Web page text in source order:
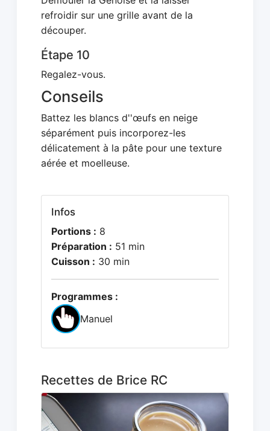
refroidir sur une grille avant de la
découper.
Étape 10
Regalez-vous.
Conseils
Battez les blancs d''œufs en neige
séparément puis incorporez-les
délicatement à la pâte pour une texture
aérée et moelleuse.
Infos
Portions : 8
Préparation : 51 min
Cuisson : 30 min
Programmes :
Manuel
Recettes de Brice RC